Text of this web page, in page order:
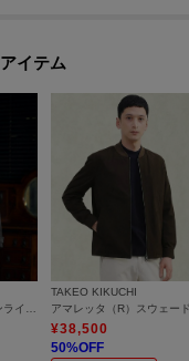
イテム
【3WAY】ドビー ダウンライナー付ブルゾン
TAKEO KIKUCHI
¥38,500
50%OFF